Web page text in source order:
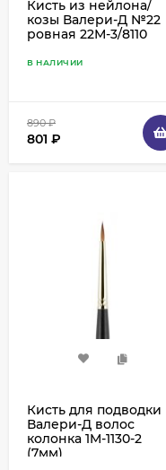
Кисть из нейлона/
козы Валери-Д №22
ровная 22М-3/8110
В НАЛИЧИИ
890₽
801 ₽
Кисть для подводки
Валери-Д волос
колонка 1M-1130-2
(7мм)